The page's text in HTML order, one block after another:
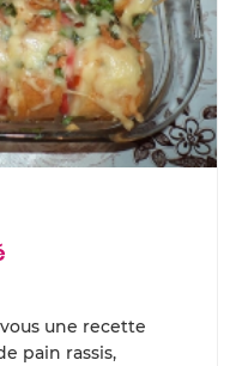
une recette
pain rassis,